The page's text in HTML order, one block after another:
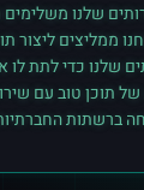
שלנו משלימים
ממליצים ליצור
שלנו כדי לתת לו
תוכן טוב עם
ברשתות